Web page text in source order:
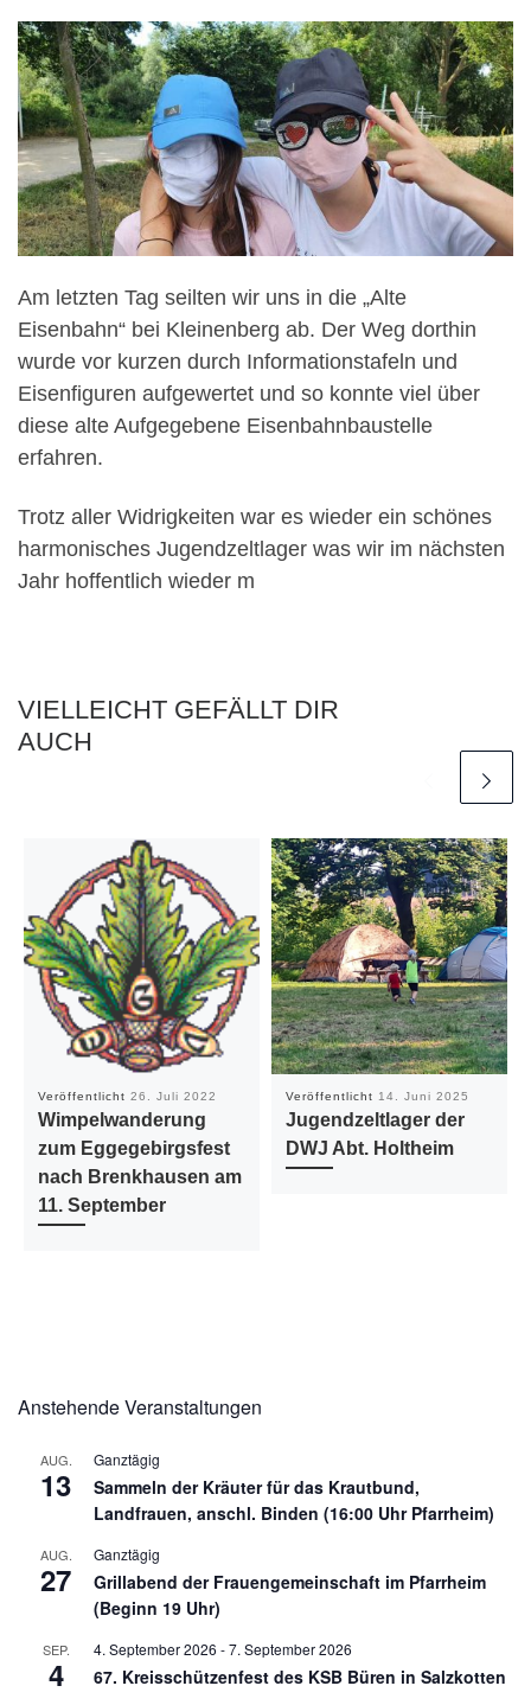
Am letzten Tag seilten wir uns in die „Alte
Eisenbahn“ bei Kleinenberg ab. Der Weg dorthin
wurde vor kurzen durch Informationstafeln und
Eisenfiguren aufgewertet und so konnte viel über
diese alte Aufgegebene Eisenbahnbaustelle
erfahren.
Trotz aller Widrigkeiten war es wieder ein schönes
harmonisches Jugendzeltlager was wir im nächsten
Jahr hoffentlich wieder m
VIELLEICHT GEFÄLLT DIR
AUCH
Veröffentlicht 26. Juli 2022
Wimpelwanderung
zum Eggegebirgsfest
nach Brenkhausen am
11. September
Veröffentlicht 14. Juni 2025
Jugendzeltlager der
DWJ Abt. Holtheim
Anstehende Veranstaltungen
AUG.
13
Ganztägig
Sammeln der Kräuter für das Krautbund,
Landfrauen, anschl. Binden (16:00 Uhr Pfarrheim)
AUG.
27
Ganztägig
Grillabend der Frauengemeinschaft im Pfarrheim
(Beginn 19 Uhr)
SEP.
4
4. September 2026 -7. September 2026
67. Kreisschützenfest des KSB Büren in Salzkotten